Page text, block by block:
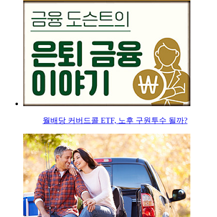
월배당 커버드콜 ETF, 노후 구원투수 될까?